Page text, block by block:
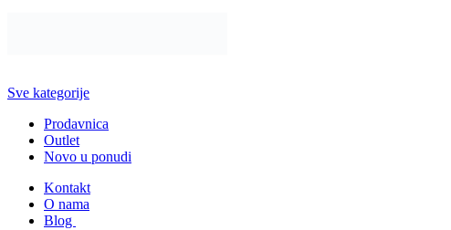
Sve kategorije
Prodavnica
Outlet
Novo u ponudi
Kontakt
O nama
Blog